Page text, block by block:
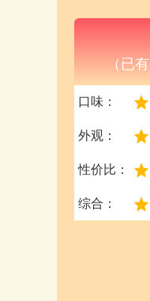
（已有
口味：
外观：
性价比：
综合：